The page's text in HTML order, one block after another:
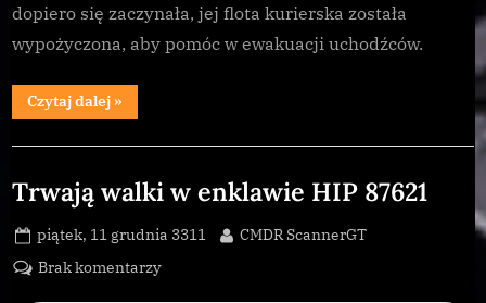
dopiero się zaczynała, jej flota kurierska została
wypożyczona, aby pomóc w ewakuacji uchodźców.
Czytaj dalej“Sandra’s
Workshop
o
prezentów
świątecznych”
»
Trwają walki w enklawie HIP 87621
Posted
on
piątek, 11 grudnia 3311 By
CMDR ScannerGT
Brak komentarzydo